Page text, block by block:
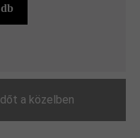
db
a közelben